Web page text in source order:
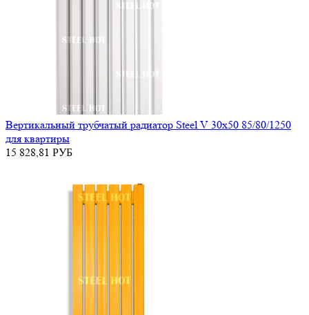
Вертикальный трубчатый радиатор Steel V 30х50 85/80/1250
для квартиры
15 828,81 РУБ